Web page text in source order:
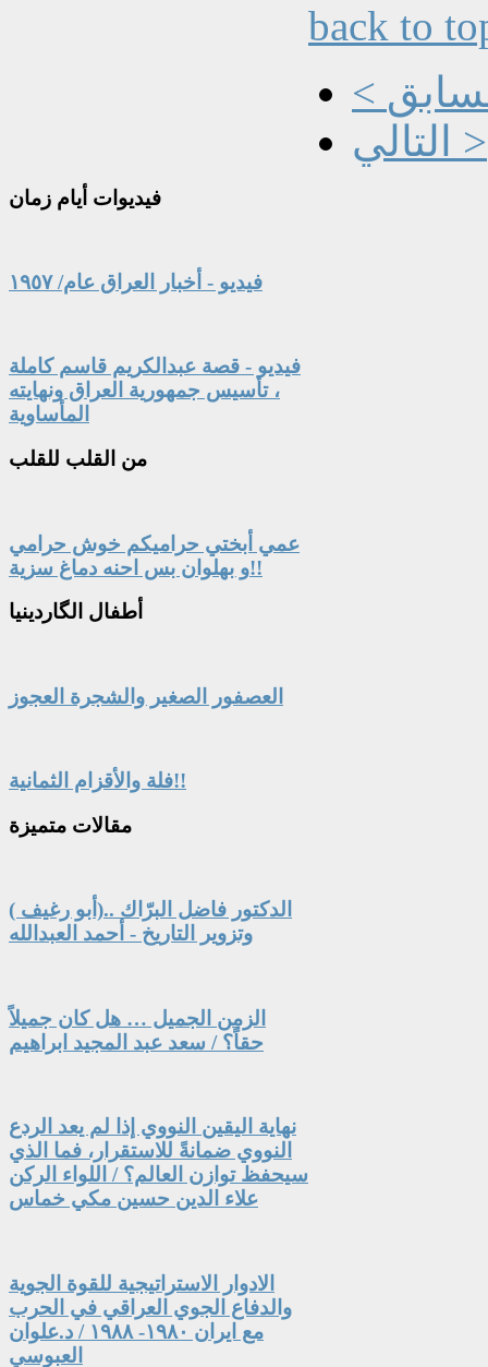
back to
التالي >
فيديوات أيام زمان
فيديو - أخبار العراق عام/ ١٩٥٧
فيديو - قصة عبدالكريم قاسم كاملة
، تأسيس جمهورية العراق ونهايته
المأساوية
من القلب للقلب
عمي أبختي حراميكم خوش حرامي
و بهلوان بس احنه دماغ سزية!!
أطفال الگاردينيا
العصفور الصغير والشجرة العجوز
فلة والأقزام الثمانية!!
مقالات متميزة
الدكتور فاضل البرّاك ..(أبو رغيف )
وتزوير التاريخ - أحمد العبدالله
الزمن الجميل … هل كان جميلاً
حقاً؟ / سعد عبد المجيد ابراهيم
نهاية اليقين النووي إذا لم يعد الردع
النووي ضمانةً للاستقرار، فما الذي
سيحفظ توازن العالم؟ / اللواء الركن
علاء الدين حسين مكي خماس
الادوار الاستراتيجية للقوة الجوية
والدفاع الجوي العراقي في الحرب
مع ايران ١٩٨٠- ١٩٨٨ / د.علوان
العبوسي